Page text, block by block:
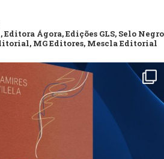
Ágora, Edições GLS, Selo Negro
MG Editores, Mescla Editorial